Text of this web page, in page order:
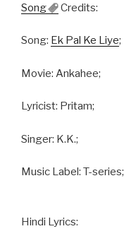
Song Credits:
Song: Ek Pal Ke Liye;
Movie: Ankahee;
Lyricist: Pritam;
Singer: K.K.;
Music Label: T-series;
Hindi Lyrics: